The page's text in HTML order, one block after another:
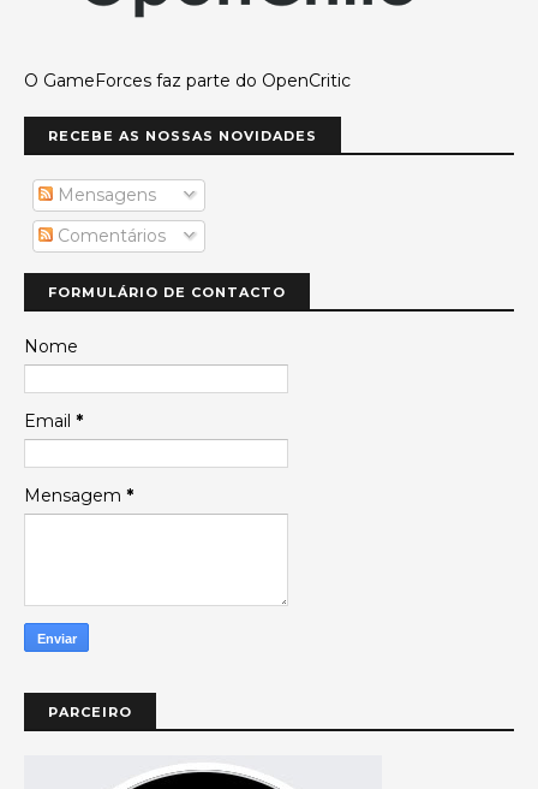
O GameForces faz parte do OpenCritic
RECEBE AS NOSSAS NOVIDADES
Mensagens
Comentários
FORMULÁRIO DE CONTACTO
Nome
Email *
Mensagem *
PARCEIRO